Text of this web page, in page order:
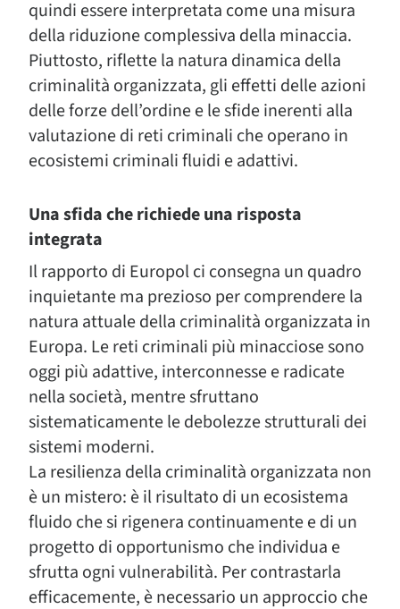
quindi essere interpretata come una misura
della riduzione complessiva della minaccia.
Piuttosto, riflette la natura dinamica della
criminalità organizzata, gli effetti delle azioni
delle forze dell’ordine e le sfide inerenti alla
valutazione di reti criminali che operano in
ecosistemi criminali fluidi e adattivi.
Una sfida che richiede una risposta
integrata
Il rapporto di Europol ci consegna un quadro
inquietante ma prezioso per comprendere la
natura attuale della criminalità organizzata in
Europa. Le reti criminali più minacciose sono
oggi più adattive, interconnesse e radicate
nella società, mentre sfruttano
sistematicamente le debolezze strutturali dei
sistemi moderni.
La resilienza della criminalità organizzata non
è un mistero: è il risultato di un ecosistema
fluido che si rigenera continuamente e di un
progetto di opportunismo che individua e
sfrutta ogni vulnerabilità. Per contrastarla
efficacemente, è necessario un approccio che